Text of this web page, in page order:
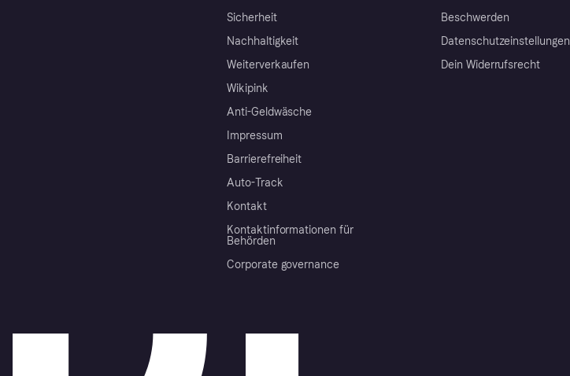
Sicherheit
Nachhaltigkeit
Weiterverkaufen
Wikipink
Anti-Geldwäsche
Impressum
Barrierefreiheit
Auto-Track
Kontakt
Kontaktinformationen für
Behörden
Corporate governance
Beschwerden
Datenschutzeinstellungen
Dein Widerrufsrecht